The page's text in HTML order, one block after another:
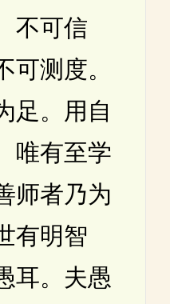
不可信
可测度。
足。用自
唯有至学
师者乃为
有明智
耳。夫愚